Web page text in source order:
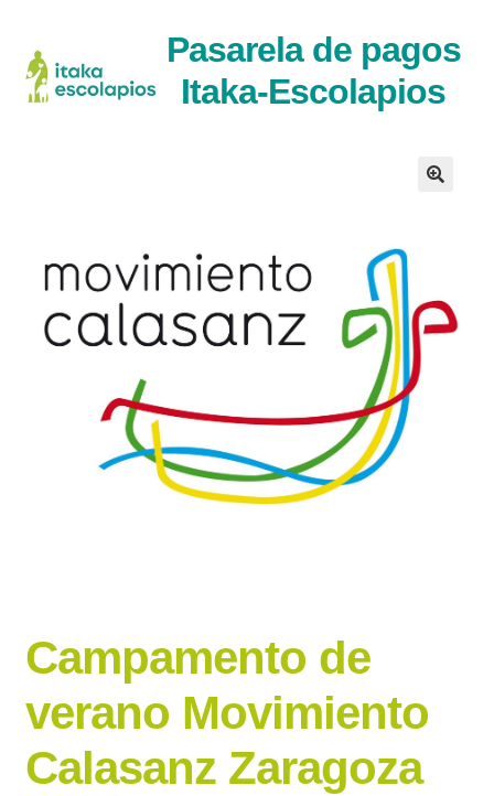
a
la
al
contenido
Pasarela de pagos
Itaka-Escolapios
Campamento de
verano Movimiento
Calasanz Zaragoza